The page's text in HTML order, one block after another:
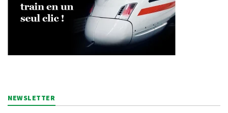
NEWSLETTER